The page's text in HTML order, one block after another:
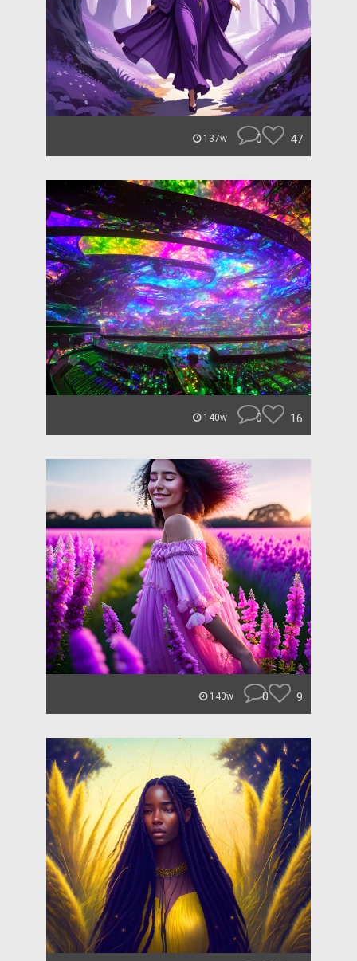
137w 0 47
140w 0 16
140w 0 9